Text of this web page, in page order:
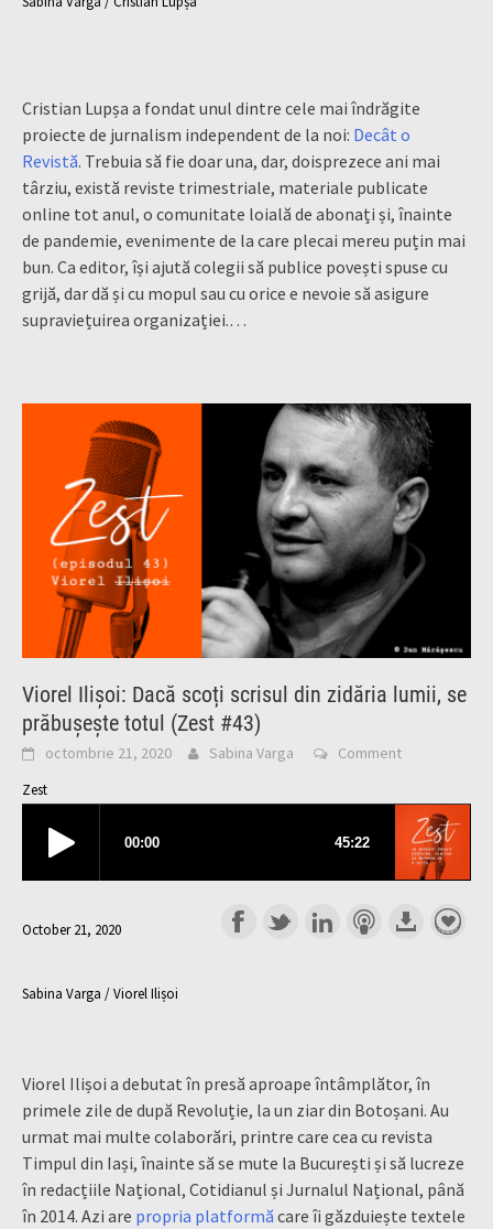
Cristian Lupșa a fondat unul dintre cele mai îndrăgite
proiecte de jurnalism independent de la noi: Decât o
Revistă. Trebuia să fie doar una, dar, doisprezece ani mai
târziu, există reviste trimestriale, materiale publicate
online tot anul, o comunitate loială de abonați și, înainte
de pandemie, evenimente de la care plecai mereu puțin mai
bun. Ca editor, își ajută colegii să publice povești spuse cu
grijă, dar dă și cu mopul sau cu orice e nevoie să asigure
supraviețuirea organizației.…
Viorel Ilișoi: Dacă scoți scrisul din zidăria lumii, se
prăbușește totul (Zest #43)
octombrie 21, 2020 Sabina Varga Comment
Zest
October 21, 2020
Sabina Varga / Viorel Ilișoi
Viorel Ilișoi a debutat în presă aproape întâmplător, în
primele zile de după Revoluție, la un ziar din Botoșani. Au
urmat mai multe colaborări, printre care cea cu revista
Timpul din Iași, înainte să se mute la București și să lucreze
în redacțiile Național, Cotidianul și Jurnalul Național, până
în 2014. Azi are propria platformă care îi găzduiește textele